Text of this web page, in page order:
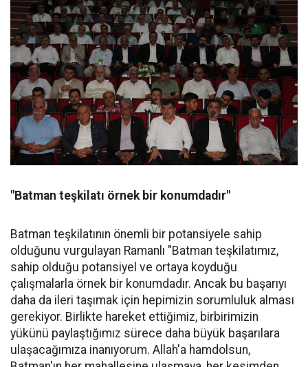
"Batman teşkilatı örnek bir konumdadır"
Batman teşkilatının önemli bir potansiyele sahip
olduğunu vurgulayan Ramanlı "Batman teşkilatımız,
sahip olduğu potansiyel ve ortaya koyduğu
çalışmalarla örnek bir konumdadır. Ancak bu başarıyı
daha da ileri taşımak için hepimizin sorumluluk alması
gerekiyor. Birlikte hareket ettiğimiz, birbirimizin
yükünü paylaştığımız sürece daha büyük başarılara
ulaşacağımıza inanıyorum. Allah'a hamdolsun,